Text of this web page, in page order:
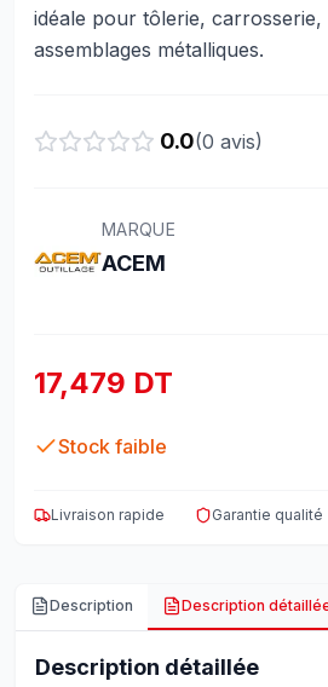
idéale pour tôlerie,
assemblages métalliques.
0.0(0 avis)
MARQUE
ACEM
17,479 DT
Stock faible
Livraison rapide Garantie qualité
Description Description
Description détaillée